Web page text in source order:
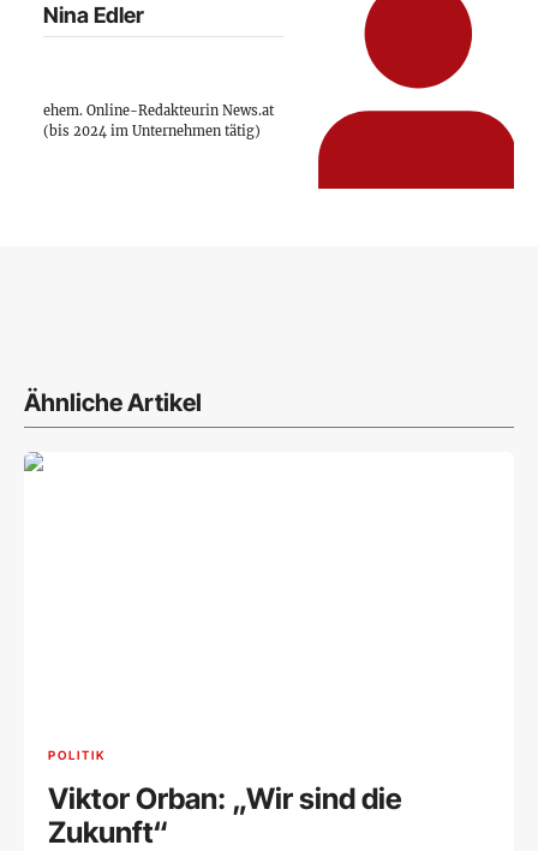
Nina Edler
ehem. Online-Redakteurin News.at
(bis 2024 im Unternehmen tätig)
Ähnliche Artikel
POLITIK
Viktor Orban: „Wir sind die
Zukunft“